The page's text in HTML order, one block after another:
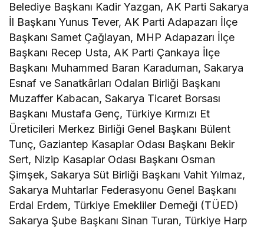
Belediye Başkanı Kadir Yazgan, AK Parti Sakarya
İl Başkanı Yunus Tever, AK Parti Adapazarı İlçe
Başkanı Samet Çağlayan, MHP Adapazarı İlçe
Başkanı Recep Usta, AK Parti Çankaya İlçe
Başkanı Muhammed Baran Karaduman, Sakarya
Esnaf ve Sanatkârları Odaları Birliği Başkanı
Muzaffer Kabacan, Sakarya Ticaret Borsası
Başkanı Mustafa Genç, Türkiye Kırmızı Et
Üreticileri Merkez Birliği Genel Başkanı Bülent
Tunç, Gaziantep Kasaplar Odası Başkanı Bekir
Sert, Nizip Kasaplar Odası Başkanı Osman
Şimşek, Sakarya Süt Birliği Başkanı Vahit Yılmaz,
Sakarya Muhtarlar Federasyonu Genel Başkanı
Erdal Erdem, Türkiye Emekliler Derneği (TÜED)
Sakarya Şube Başkanı Sinan Turan, Türkiye Harp